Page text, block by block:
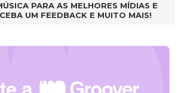
PARA AS MELHORES MÍDIAS E
UM FEEDBACK E MUITO MAIS!